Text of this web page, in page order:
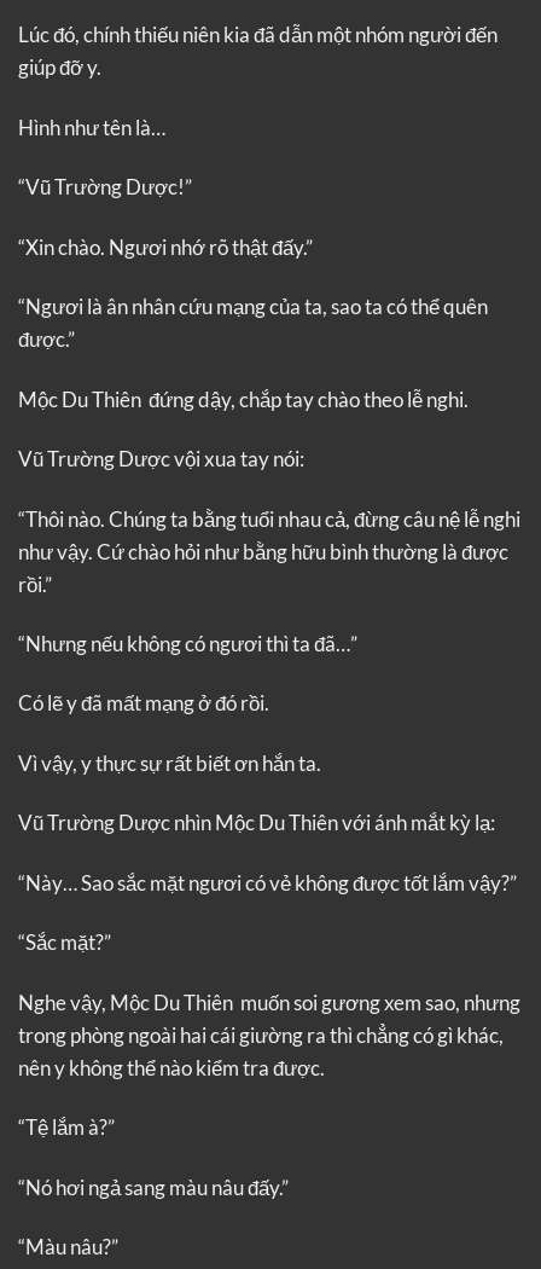
Lúc đó, chính thiếu niên kia đã dẫn một nhóm người đến
giúp đỡ y.
Hình như tên là…
“Vũ Trường Dược!”
“Xin chào. Ngươi nhớ rõ thật đấy.”
“Ngươi là ân nhân cứu mạng của ta, sao ta có thể quên
được.”
Mộc Du Thiên đứng dậy, chắp tay chào theo lễ nghi.
Vũ Trường Dược vội xua tay nói:
“Thôi nào. Chúng ta bằng tuổi nhau cả, đừng câu nệ lễ nghi
như vậy. Cứ chào hỏi như bằng hữu bình thường là được
rồi.”
“Nhưng nếu không có ngươi thì ta đã…”
Có lẽ y đã mất mạng ở đó rồi.
Vì vậy, y thực sự rất biết ơn hắn ta.
Vũ Trường Dược nhìn Mộc Du Thiên với ánh mắt kỳ lạ:
“Này… Sao sắc mặt ngươi có vẻ không được tốt lắm vậy?”
“Sắc mặt?”
Nghe vậy, Mộc Du Thiên muốn soi gương xem sao, nhưng
trong phòng ngoài hai cái giường ra thì chẳng có gì khác,
nên y không thể nào kiểm tra được.
“Tệ lắm à?”
“Nó hơi ngả sang màu nâu đấy.”
“Màu nâu?”